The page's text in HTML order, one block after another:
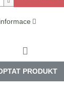
PRODUKT